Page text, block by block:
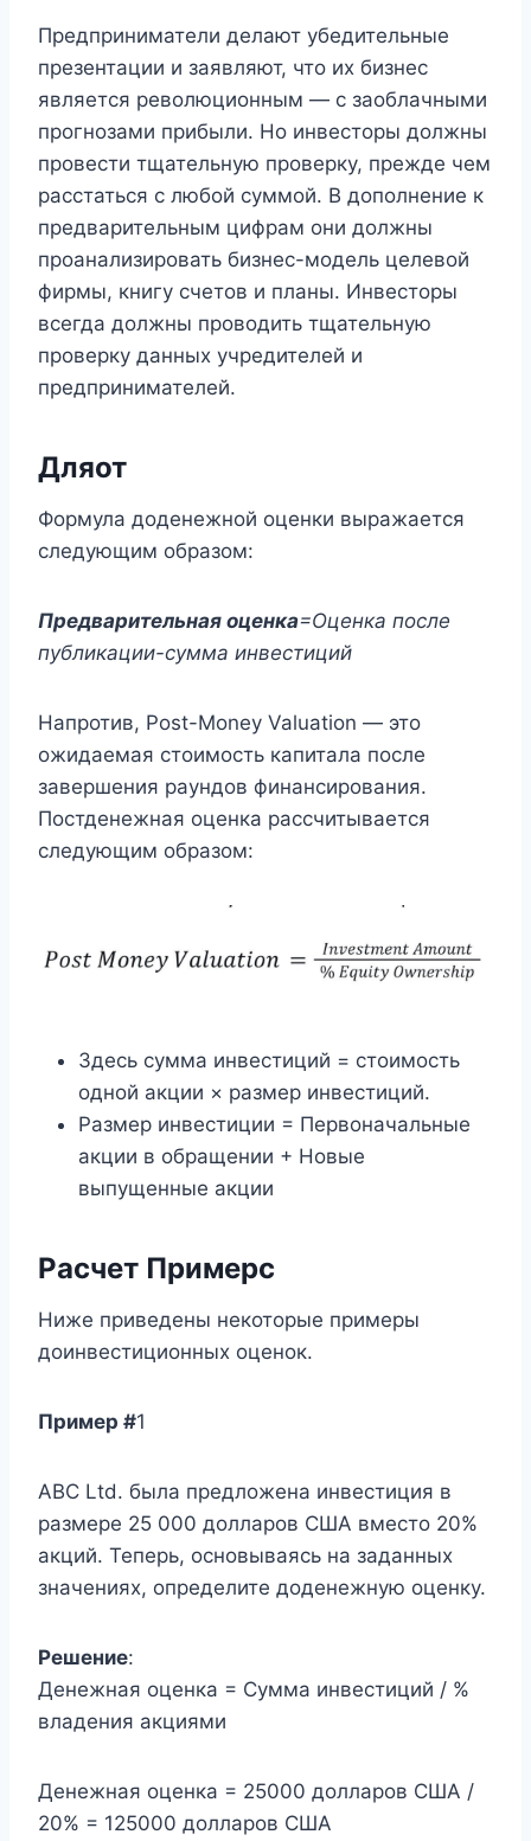
Предприниматели делают убедительные
презентации и заявляют, что их бизнес
является революционным — с заоблачными
прогнозами прибыли. Но инвесторы должны
провести тщательную проверку, прежде чем
расстаться с любой суммой. В дополнение к
предварительным цифрам они должны
проанализировать бизнес-модель целевой
фирмы, книгу счетов и планы. Инвесторы
всегда должны проводить тщательную
проверку данных учредителей и
предпринимателей.
Дляот
Формула доденежной оценки выражается
следующим образом:
Предварительная оценка=Оценка после
публикации-сумма инвестиций
Напротив, Post-Money Valuation — это
ожидаемая стоимость капитала после
завершения раундов финансирования.
Постденежная оценка рассчитывается
следующим образом:
Здесь сумма инвестиций = стоимость
одной акции × размер инвестиций.
Размер инвестиции = Первоначальные
акции в обращении + Новые
выпущенные акции
Расчет Примерс
Ниже приведены некоторые примеры
доинвестиционных оценок.
Пример #1
ABC Ltd. была предложена инвестиция в
размере 25 000 долларов США вместо 20%
акций. Теперь, основываясь на заданных
значениях, определите доденежную оценку.
Решение:
Денежная оценка = Сумма инвестиций / %
владения акциями
Денежная оценка = 25000 долларов США /
20% = 125000 долларов США